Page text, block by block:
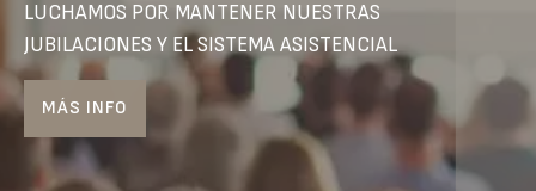
LUCHAMOS POR MANTENER NUESTRAS
JUBILACIONES Y EL SISTEMA ASISTENCIAL
MÁS INFO